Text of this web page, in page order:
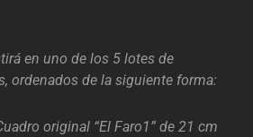
en uno de los 5 lotes de
ordenados de la siguiente forma:
original “El Faro1” de 21 cm